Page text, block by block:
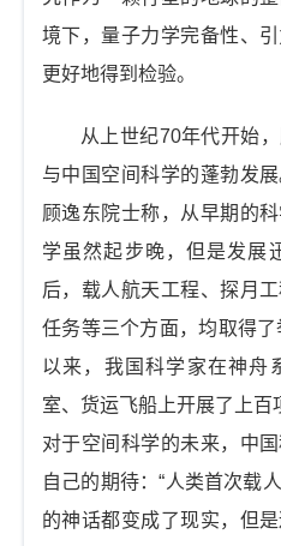
境下，量子力学完备性、
更好地得到检验。
从上世纪70年代开始
与中国空间科学的蓬勃发
顾逸东院士称，从早期的
学虽然起步晚，但是发展
后，载人航天工程、探月
任务等三个方面，均取得
以来，我国科学家在神舟
室、货运飞船上开展了上百
对于空间科学的未来，中
自己的期待：“人类首次载
的神话都变成了现实，但